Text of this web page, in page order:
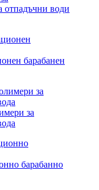
отпадъчни води
барабанен
за
барабанно